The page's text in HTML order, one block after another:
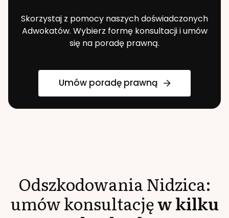
Skorzystaj z pomocy naszych doświadczonych
Adwokatów. Wybierz formę konsultacji i umów
się na poradę prawną.
Umów poradę prawną
OdszkodowaniaNidzica:
umów konsultacjęw kilku